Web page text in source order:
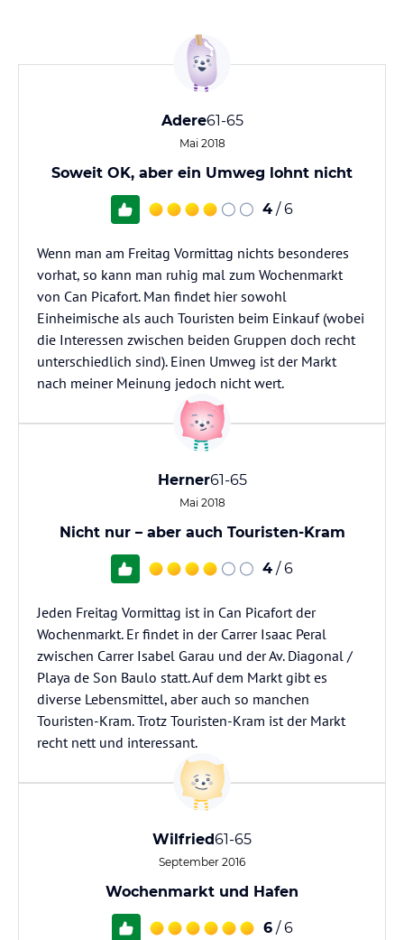
Adere61-65
Mai 2018
Soweit OK, aber ein Umweg lohnt nicht
4 / 6
Wenn man am Freitag Vormittag nichts besonderes
vorhat, so kann man ruhig mal zum Wochenmarkt
von Can Picafort. Man findet hier sowohl
Einheimische als auch Touristen beim Einkauf (wobei
die Interessen zwischen beiden Gruppen doch recht
unterschiedlich sind). Einen Umweg ist der Markt
nach meiner Meinung jedoch nicht wert.
Herner61-65
Mai 2018
Nicht nur – aber auch Touristen-Kram
4 / 6
Jeden Freitag Vormittag ist in Can Picafort der
Wochenmarkt. Er findet in der Carrer Isaac Peral
zwischen Carrer Isabel Garau und der Av. Diagonal /
Playa de Son Baulo statt. Auf dem Markt gibt es
diverse Lebensmittel, aber auch so manchen
Touristen-Kram. Trotz Touristen-Kram ist der Markt
recht nett und interessant.
Wilfried61-65
September 2016
Wochenmarkt und Hafen
6 / 6